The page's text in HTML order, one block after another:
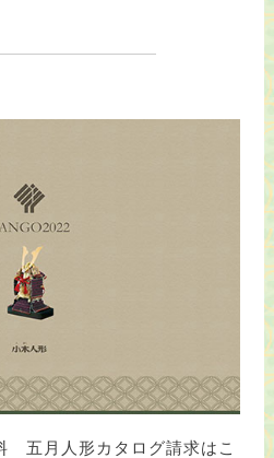
月人形カタログ請求はこ